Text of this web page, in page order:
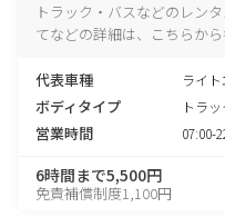
トラック・バスなどのレン
てなどの詳細は、こちらか
代表車種 ライ
ボディタイプ トラ
営業時間 07:00-
6時間まで5,500円
免責補償制度1,100円